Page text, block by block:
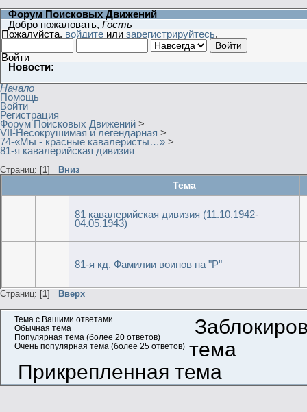
Форум Поисковых Движений
Добро пожаловать, Гость
Пожалуйста, войдите или зарегистрируйтесь.
Войти
Новости:
Начало
Помощь
Войти
Регистрация
Форум Поисковых Движений >
VII-Несокрушимая и легендарная >
74-«Мы - красные кавалеристы…» >
81-я кавалерийская дивизия
Страниц: [1]
Вниз
Тема
81 кавалерийская дивизия (11.10.1942-
04.05.1943)
81-я кд. Фамилии воинов на "Р"
Страниц: [1] Вверх
Тема с Вашими ответами
Обычная тема
Популярная тема (более 20 ответов)
Очень популярная тема (более 25 ответов) тема
Прикрепленная тема